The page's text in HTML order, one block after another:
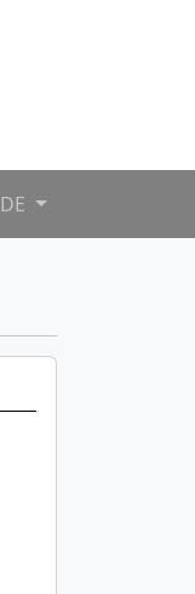
DE